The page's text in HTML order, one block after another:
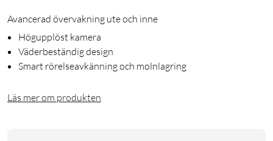
Avancerad övervakning ute och inne
Högupplöst kamera
Väderbeständig design
Smart rörelseavkänning och molnlagring
Läs mer om produkten